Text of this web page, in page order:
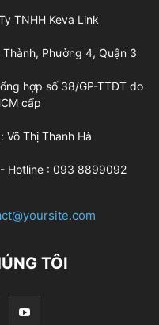
TNHH Keva Link
Phường 4, Quận 3
hợp số 38/GP-TTĐT do
cấp
Võ Thị Thanh Hà
- Hotline : 093 8899092
TÔI